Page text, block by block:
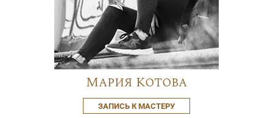
Мария Котова
ЗАПИСЬ К МАСТЕРУ